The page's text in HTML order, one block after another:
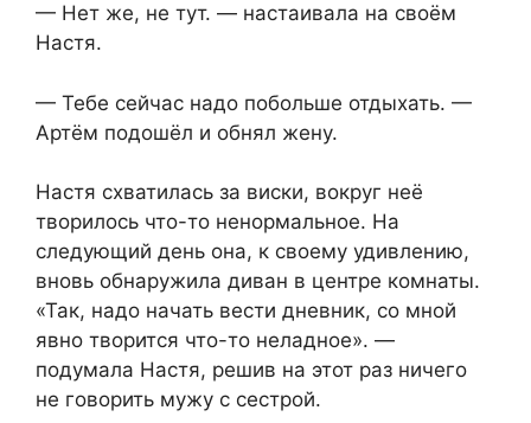
— Нет же, не тут. — настаивала на своём
Настя.
— Тебе сейчас надо побольше отдыхать. —
Артём подошёл и обнял жену.
Настя схватилась за виски, вокруг неё
творилось что-то ненормальное. На
следующий день она, к своему удивлению,
вновь обнаружила диван в центре комнаты.
«Так, надо начать вести дневник, со мной
явно творится что-то неладное». —
подумала Настя, решив на этот раз ничего
не говорить мужу с сестрой.